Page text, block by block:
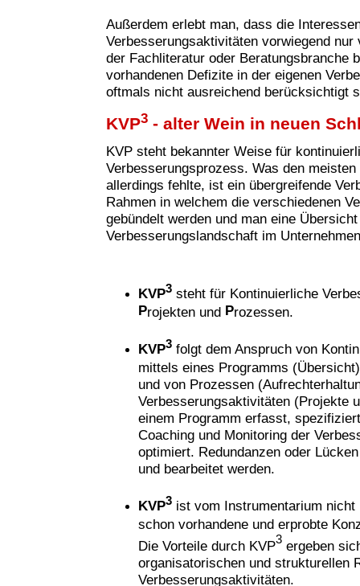
Außerdem erlebt man, dass die
Verbesserungsaktivitäten vorwiegend nur
der Fachliteratur oder Beratungsbranche
vorhandenen Defizite in der eigenen
oftmals nicht ausreichend berücksichtigt
KVP3 - alter Wein in neuen
KVP steht bekannter Weise für
Verbesserungsprozess. Was den
allerdings fehlte, ist ein übergreifende
Rahmen in welchem die verschiedenen
gebündelt werden und man eine
Verbesserungslandschaft im
KVP3 steht für Kontinuierliche
Projekten und Prozessen.
KVP3 folgt dem Anspruch von
mittels eines Programms
und von Prozessen
Verbesserungsaktivitäten (Projekte
einem Programm erfasst,
Coaching und Monitoring der
optimiert. Redundanzen oder
und bearbeitet werden.
KVP3 ist vom Instrumentarium
schon vorhandene und erprobte
Die Vorteile durch KVP3 ergeben
organisatorischen und strukturellen
Verbesserungsaktivitäten.